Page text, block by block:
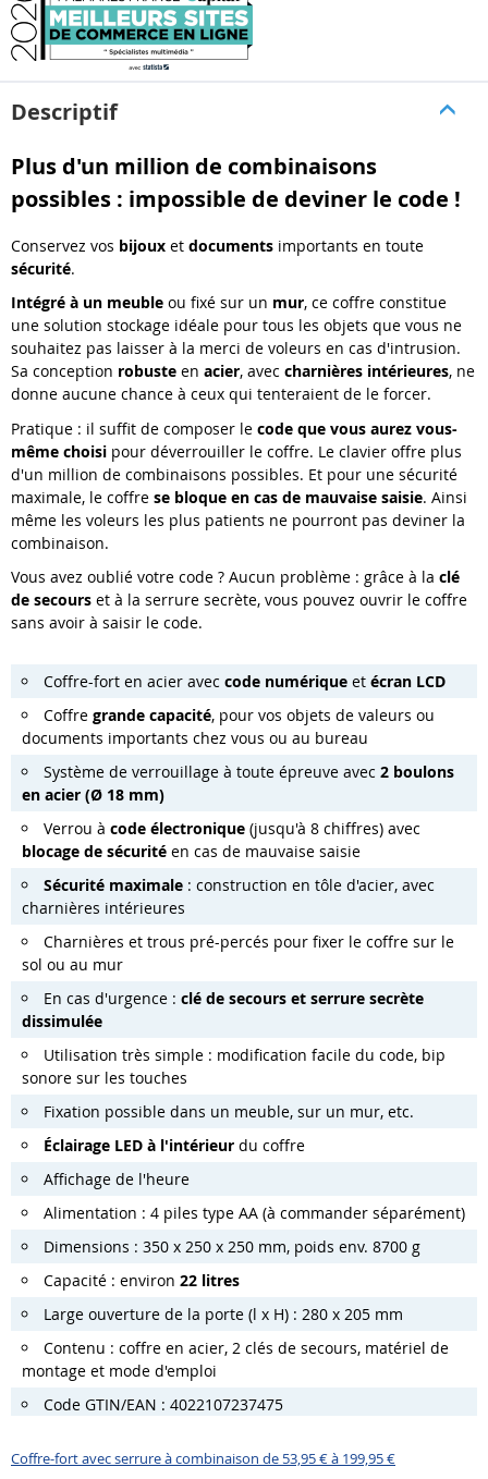
Descriptif
Plus d'un million de combinaisons
possibles : impossible de deviner le code !
Conservez vos bijoux et documents importants en toute
sécurité.
Intégré à un meuble ou fixé sur un mur, ce coffre constitue
une solution stockage idéale pour tous les objets que vous ne
souhaitez pas laisser à la merci de voleurs en cas d'intrusion.
Sa conception robuste en acier, avec charnières intérieures, ne
donne aucune chance à ceux qui tenteraient de le forcer.
Pratique : il suffit de composer le code que vous aurez vous-
même choisi pour déverrouiller le coffre. Le clavier offre plus
d'un million de combinaisons possibles. Et pour une sécurité
maximale, le coffre se bloque en cas de mauvaise saisie. Ainsi
même les voleurs les plus patients ne pourront pas deviner la
combinaison.
Vous avez oublié votre code ? Aucun problème : grâce à la clé
de secours et à la serrure secrète, vous pouvez ouvrir le coffre
sans avoir à saisir le code.
Coffre-fort en acier avec code numérique et écran LCD
Coffre grande capacité, pour vos objets de valeurs ou
documents importants chez vous ou au bureau
Système de verrouillage à toute épreuve avec 2 boulons
en acier (Ø 18 mm)
Verrou à code électronique (jusqu'à 8 chiffres) avec
blocage de sécurité en cas de mauvaise saisie
Sécurité maximale : construction en tôle d'acier, avec
charnières intérieures
Charnières et trous pré-percés pour fixer le coffre sur le
sol ou au mur
En cas d'urgence : clé de secours et serrure secrète
dissimulée
Utilisation très simple : modification facile du code, bip
sonore sur les touches
Fixation possible dans un meuble, sur un mur, etc.
Éclairage LED à l'intérieur du coffre
Affichage de l'heure
Alimentation : 4 piles type AA (à commander séparément)
Dimensions : 350 x 250 x 250 mm, poids env. 8700 g
Capacité : environ 22 litres
Large ouverture de la porte (l x H) : 280 x 205 mm
Contenu : coffre en acier, 2 clés de secours, matériel de
montage et mode d'emploi
Code GTIN/EAN : 4022107237475
Coffre-fort avec serrure à combinaison de 53,95 € à 199,95 €